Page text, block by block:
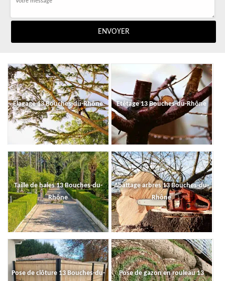
Elagage 13 Bouches-du-Rhône Etêtage 13 Bouches-du-Rhône
Taille de haies 13 Bouches-du-
Rhône
Abattage arbres 13 Bouches-du-
Rhône
Pose de clôture 13 Bouches-du-
Pose de gazon en rouleau 13